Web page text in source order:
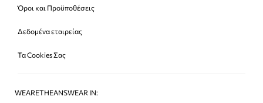
Όροι και Προϋποθέσεις
Δεδομένα εταιρείας
Τα Cookies Σας
WEARETHEANSWEAR IN: